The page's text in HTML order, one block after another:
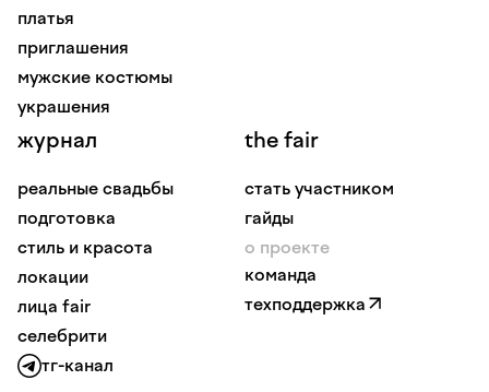
платья
приглашения
мужские костюмы
украшения
журнал
реальные свадьбы
подготовка
стиль и красота
локации
лица fair
селебрити
the fair
стать участником
гайды
о проекте
команда
техподдержка
тг-канал